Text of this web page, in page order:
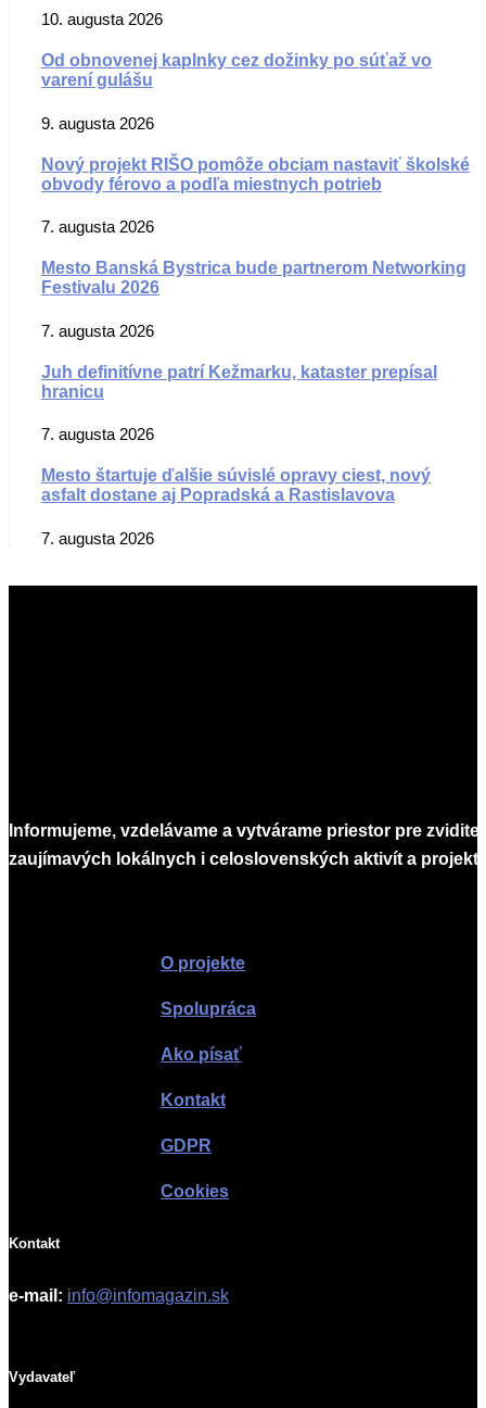
10. augusta 2026
Od obnovenej kaplnky cez dožinky po súťaž vo
varení gulášu
9. augusta 2026
Nový projekt RIŠO pomôže obciam nastaviť školské
obvody férovo a podľa miestnych potrieb
7. augusta 2026
Mesto Banská Bystrica bude partnerom Networking
Festivalu 2026
7. augusta 2026
Juh definitívne patrí Kežmarku, kataster prepísal
hranicu
7. augusta 2026
Mesto štartuje ďalšie súvislé opravy ciest, nový
asfalt dostane aj Popradská a Rastislavova
7. augusta 2026
Informujeme, vzdelávame a vytvárame priestor pre
zaujímavých lokálnych i celoslovenských aktivít a
O projekte
Spolupráca
Ako písať
Kontakt
GDPR
Cookies
Kontakt
e-mail: info@infomagazin.sk
Vydavateľ